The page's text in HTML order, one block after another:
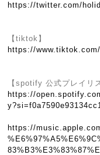
https://twitter.com/
【tiktok】
https://
【spotify 公式プレイリ
https://
https://